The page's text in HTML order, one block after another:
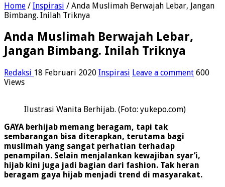
Home / Inspirasi / Anda Muslimah Berwajah Lebar, Jangan
Bimbang. Inilah Triknya
Anda Muslimah Berwajah Lebar,
Jangan Bimbang. Inilah Triknya
Redaksi 18 Februari 2020 Inspirasi Leave a comment 600
Views
Ilustrasi Wanita Berhijab. (Foto: yukepo.com)
GAYA berhijab memang beragam, tapi tak
sembarangan bisa diterapkan, terutama bagi
muslimah yang sangat perhatian terhadap
penampilan. Selain menjalankan kewajiban syar’i,
hijab kini juga jadi bagian dari fashion. Tak heran
beragam gaya hijab menjadi trend di masyarakat.